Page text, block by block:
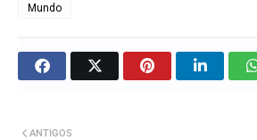
Mundo
ANTIGOS